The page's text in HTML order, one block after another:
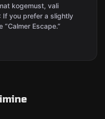
kogemust, vali
If you prefer a slightly
Escape.”